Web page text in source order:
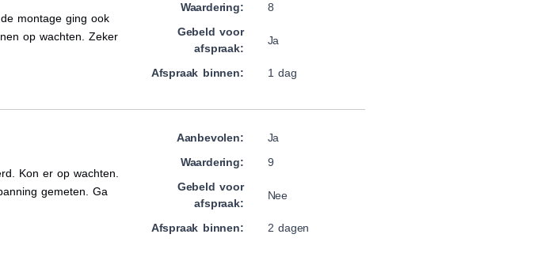
montage ging ook
op wachten. Zeker
Waardering:
8
Gebeld voor
afspraak:
Ja
Afspraak binnen: 1 dag
Kon er op wachten.
gemeten. Ga
Aanbevolen:
Ja
Waardering:
9
Gebeld voor
afspraak:
Nee
Afspraak binnen: 2 dagen